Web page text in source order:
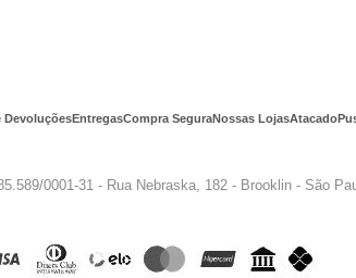
DevoluçõesEntregasCompra SeguraNossas LojasAtacado
0001-31 - Rua Nebraska, 182 - Brooklin - São